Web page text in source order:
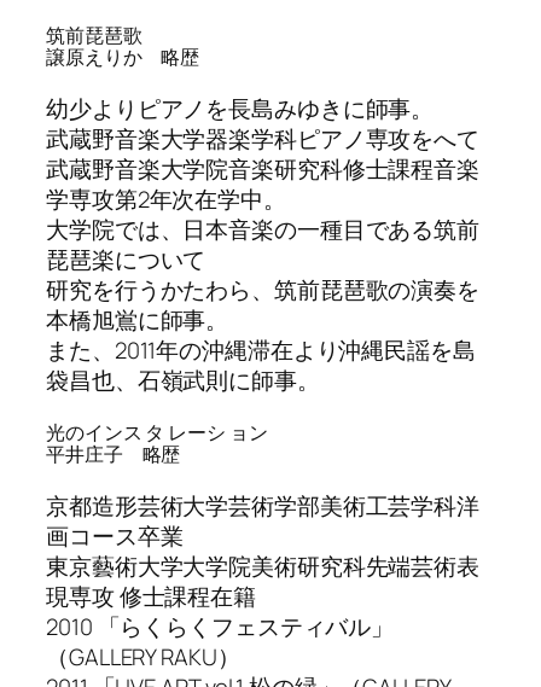
筑前琵琶歌
譲原えりか 略歴
幼少よりピアノを長島みゆきに師事。
武蔵野音楽大学器楽学科ピアノ専攻をへて
武蔵野音楽大学院音楽研究科修士課程音楽
学専攻第2年次在学中。
大学院では、日本音楽の一種目である筑前
琵琶楽について
研究を行うかたわら、筑前琵琶歌の演奏を
本橋旭鴬に師事。
また、2011年の沖縄滞在より沖縄民謡を島
袋昌也、石嶺武則に師事。
光のインス タ レーシ ョン
平井庄子 略歴
京都造形芸術大学芸術学部美術工芸学科洋
画コース卒業
東京藝術大学大学院美術研究科先端芸術表
現専攻 修士課程在籍
2010 「らくらくフェスティバル」
（GALLERY RAKU）